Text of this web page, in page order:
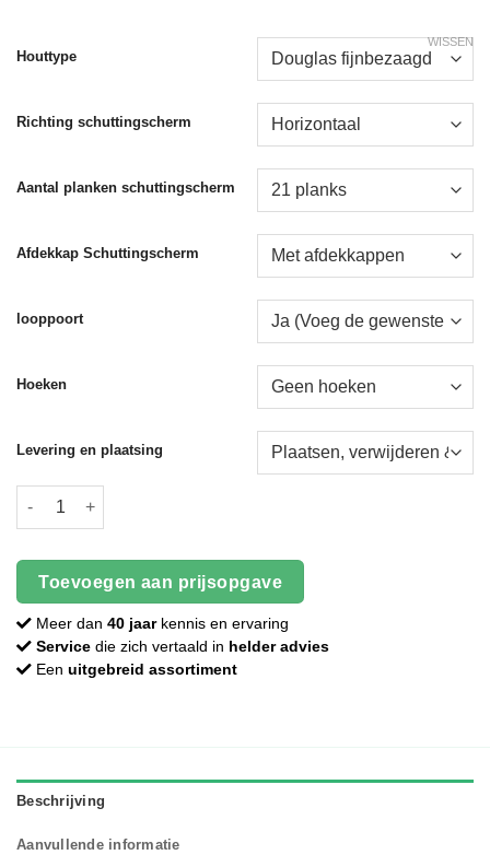
Houttype
Richting schuttingscherm
Aantal planken schuttingscherm
Afdekkap Schuttingscherm
looppoort
Hoeken
Levering en plaatsing
WISSEN
Prijsopgave schutting Antraciet Stampbeton aantal
Toevoegen aan prijsopgave
Meer dan 40 jaarkennis en ervaring
Service die zich vertaald in helder advies
Een uitgebreid assortiment
Beschrijving
Aanvullende informatie